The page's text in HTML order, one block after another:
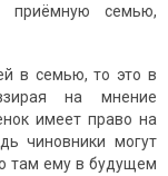
приёмную семью,
в семью, то это в
на мнение
имеет право на
чиновники могут
там ему в будущем